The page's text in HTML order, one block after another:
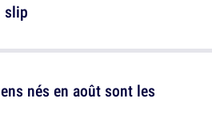
nés en août sont les
slip